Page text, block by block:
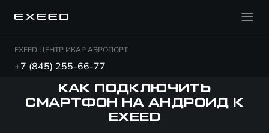
EXEED ЦЕНТР ИКАР АЭРОПОРТ
+7 (845) 255-66-77
КАК ПОДКЛЮЧИТЬ
СМАРТФОН НА АНДРОИД К
EXEED